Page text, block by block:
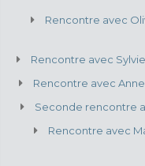
Rencontre avec
Rencontre avec
Rencontre avec
Seconde rencontre
Rencontre avec